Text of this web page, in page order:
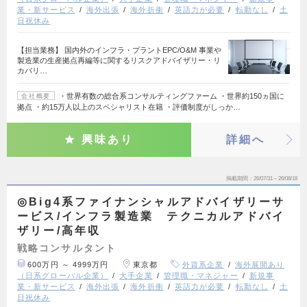
業・新サービス
海外出張 海外折衝 英語力が必要 転勤なし
土
日祝休み
【担当業務】 国内外のインフラ・プラントEPC/O&M 事業や
製造業の生産拠点再編等に関するリスクアドバイザリー・リ
カバリ…
会社概要
・世界有数の総合系コンサルティングファーム ・世界約150ヵ国に
拠点 ・約15万人以上のスペシャリスト在籍 ・評価制度がしっか…
興味あり 詳細へ
掲載期間 26/07/31～26/08/18
◎Big4系ファイナンシャルアドバイザリーサ
ービス/インフラ製造業 テクニカルアドバイ
ザリー/高年収
戦略コンサルタント
600万円 ～ 4999万円 東京都 外資系企業
海外展開あり
（日系グローバル企業）
大手企業 管理職・マネジャー
新規事
業・新サービス
海外出張 海外折衝 英語力が必要 転勤なし
土
日祝休み